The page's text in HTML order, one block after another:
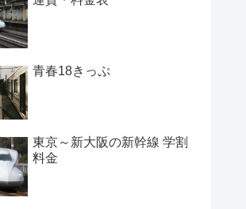
青春18きっぷ
東京～新大阪の新幹線 学割
料金